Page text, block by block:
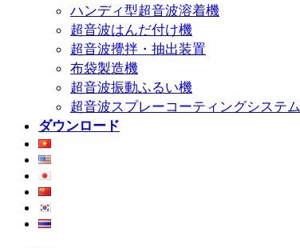
ハンディ型超音波溶着機
超音波はんだ付け機
超音波攪拌・抽出装置
布袋製造機
超音波振動ふるい機
超音波スプレーコーティングシステム
ダウンロード